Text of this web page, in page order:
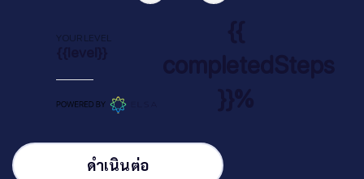
YOUR LEVEL
{{level}}
{{
completedSteps
}}%
ดำเนินต่อ